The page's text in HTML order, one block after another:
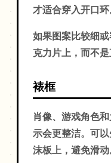
才适合穿入开口环
如果图案比较细
克力片上，而不是
裱框
肖像、游戏角色
示会更整洁。可
沫板上，避免滑动